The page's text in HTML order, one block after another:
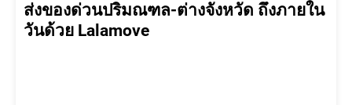
ส่งของด่วนปริมณฑล-ต่างจังหวัด ถึงภายใน
วันด้วย Lalamove